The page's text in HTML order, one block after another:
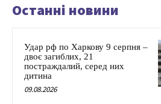
Останні новини
Удар рф по Харкову 9 серпня –
двоє загиблих, 21
постраждалий, серед них
дитина
09.08.2026